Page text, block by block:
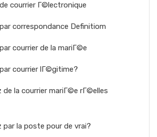
courrier Г©lectronique
correspondance Definitiom
courrier de la mariГ©e
courrier lГ©gitime?
de la courrier mariГ©e rГ©elles
par la poste pour de vrai?